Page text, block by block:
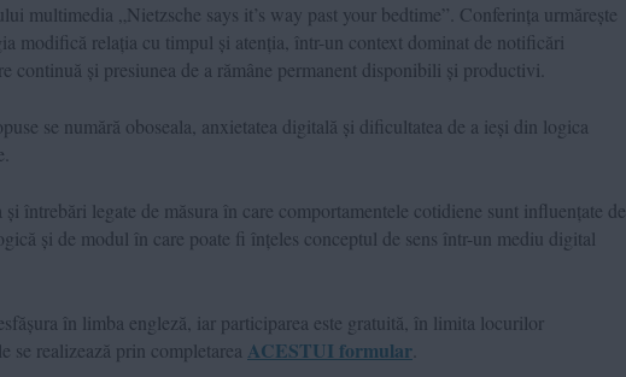
multimedia „Nietzsche says it’s way past your bedtime”. Conferința urmărește
modifică relația cu timpul și atenția, într-un context dominat de notificări
continuă și presiunea de a rămâne permanent disponibili și productivi.
se numără oboseala, anxietatea digitală și dificultatea de a ieși din logica
întrebări legate de măsura în care comportamentele cotidiene sunt influențate de
și de modul în care poate fi înțeles conceptul de sens într-un mediu digital
în limba engleză, iar participarea este gratuită, în limita locurilor
se realizează prin completarea ACESTUI formular